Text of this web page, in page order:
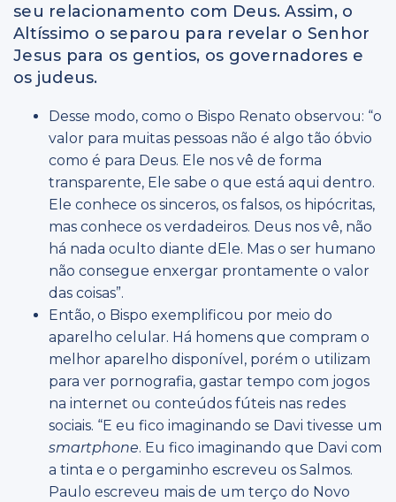
seu relacionamento com Deus. Assim, o
Altíssimo o separou para revelar o Senhor
Jesus para os gentios, os governadores e
os judeus.
Desse modo, como o Bispo Renato observou: “o
valor para muitas pessoas não é algo tão óbvio
como é para Deus. Ele nos vê de forma
transparente, Ele sabe o que está aqui dentro.
Ele conhece os sinceros, os falsos, os hipócritas,
mas conhece os verdadeiros. Deus nos vê, não
há nada oculto diante dEle. Mas o ser humano
não consegue enxergar prontamente o valor
das coisas”.
Então, o Bispo exemplificou por meio do
aparelho celular. Há homens que compram o
melhor aparelho disponível, porém o utilizam
para ver pornografia, gastar tempo com jogos
na internet ou conteúdos fúteis nas redes
sociais. “E eu fico imaginando se Davi tivesse um
smartphone. Eu fico imaginando que Davi com
a tinta e o pergaminho escreveu os Salmos.
Paulo escreveu mais de um terço do Novo